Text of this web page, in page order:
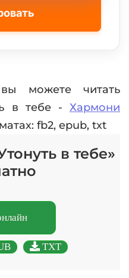
можете читать
в тебе - Хармони
fb2, epub, txt
в тебе»
TXT